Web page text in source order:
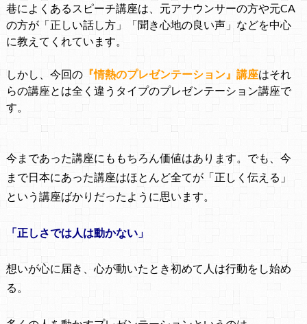
巷によくあるスピーチ講座は、 元アナウンサーの方や元CA
の方が「正しい話し方」「聞き心地の良い声」などを中心
に教えてくれています。
・
しかし、今回の『情熱のプレゼンテーション』 講座はそれ
らの講座とは全く違うタイプのプレゼンテーション講座で
す。
今まであった講座にももちろん価値はあります。 でも、今
まで日本にあった講座はほとんど全てが「正しく伝える」
という講座ばかりだったように思います。
「正しさでは人は動かない」
想いが心に届き、心が動いたとき初めて人は行動をし始め
る。